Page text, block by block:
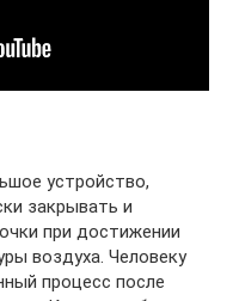
устройство,
закрывать и
при достижении
воздуха. Человеку
процесс после